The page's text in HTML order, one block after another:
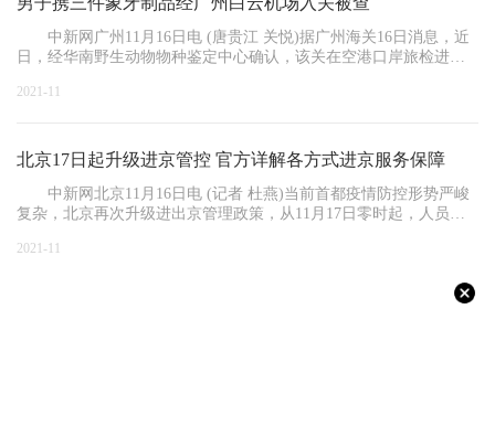
中新网广州11月16日电 (唐贵江 关悦)据广州海关16日消息，近
日，经华南野生动物物种鉴定中心确认，该关在空港口岸旅检进境
2021-11
北京17日起升级进京管控 官方详解各方式进京服务保障
中新网北京11月16日电 (记者 杜燕)当前首都疫情防控形势严峻
复杂，北京再次升级进出京管理政策，从11月17日零时起，人员进
2021-11